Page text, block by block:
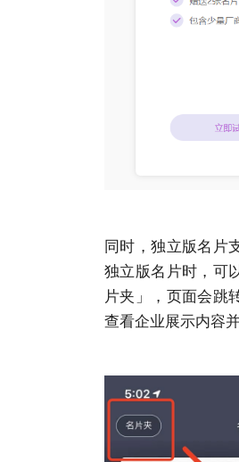
同时，独立版名片
独立版名片时，可
片夹」，页面会跳
查看企业展示内容